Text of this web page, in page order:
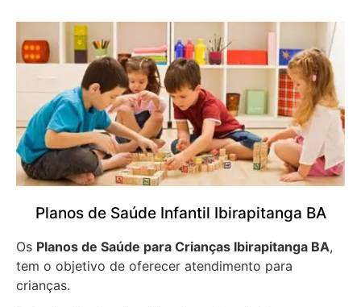
Planos de Saúde Infantil Ibirapitanga BA
Os Planos de Saúde para Crianças Ibirapitanga BA,
tem o objetivo de oferecer atendimento para
crianças.